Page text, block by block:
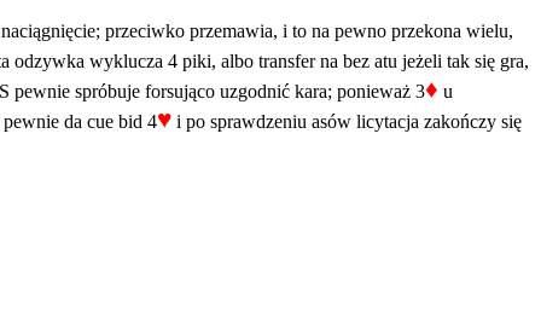
przeciwko przemawia, i to na pewno przekona wielu,
odzywka wyklucza 4 piki, albo transfer na bez atu jeżeli tak się gra,
spróbuje forsująco uzgodnić kara; ponieważ 3♦ u
da cue bid 4♥ i po sprawdzeniu asów licytacja zakończy się